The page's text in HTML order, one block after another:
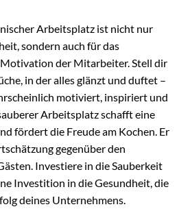
Arbeitsplatz ist nicht nur
sondern auch für das
der Mitarbeiter. Stell dir
in der alles glänzt und duftet –
motiviert, inspiriert und
Arbeitsplatz schafft eine
fördert die Freude am Kochen. Er
gegenüber den
Investiere in die Sauberkeit
Investition in die Gesundheit, die
deines Unternehmens.